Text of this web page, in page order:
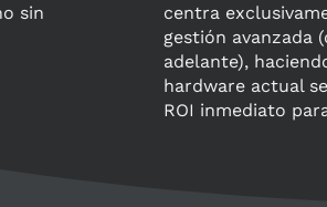
sin
centra
gestión avanzada
adelante),
hardware actual
ROI inmediato